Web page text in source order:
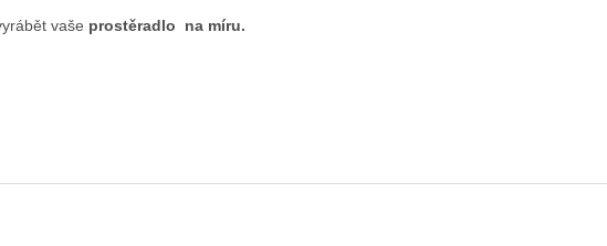
vaše prostěradlo na míru.